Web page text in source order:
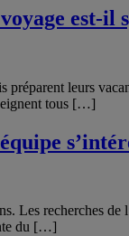
est-il
leurs
tous […]
recherches de
du […]